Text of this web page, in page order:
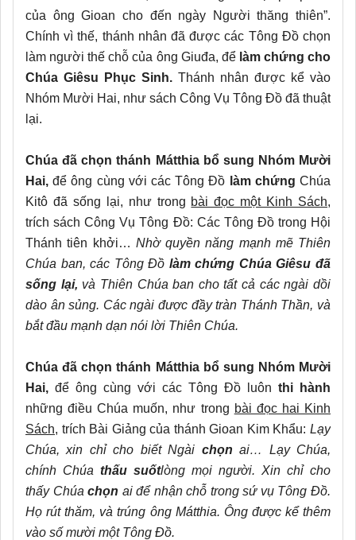
của ông Gioan cho đến ngày Người thăng thiên”.
Chính vì thế, thánh nhân đã được các Tông Đồ chọn
làm người thế chỗ của ông Giuđa, để làm chứng cho
Chúa Giêsu Phục Sinh. Thánh nhân được kể vào
Nhóm Mười Hai, như sách Công Vụ Tông Đồ đã thuật
lại.
Chúa đã chọn thánh Mátthia bổ sung Nhóm Mười
Hai, để ông cùng với các Tông Đồ làm chứng Chúa
Kitô đã sống lại, như trong bài đọc một Kinh Sách,
trích sách Công Vụ Tông Đồ: Các Tông Đồ trong Hội
Thánh tiên khởi… Nhờ quyền năng mạnh mẽ Thiên
Chúa ban, các Tông Đồ làm chứng Chúa Giêsu đã
sống lại, và Thiên Chúa ban cho tất cả các ngài dồi
dào ân sủng. Các ngài được đầy tràn Thánh Thần, và
bắt đầu mạnh dạn nói lời Thiên Chúa.
Chúa đã chọn thánh Mátthia bổ sung Nhóm Mười
Hai, để ông cùng với các Tông Đồ luôn thi hành
những điều Chúa muốn, như trong bài đọc hai Kinh
Sách, trích Bài Giảng của thánh Gioan Kim Khẩu: Lạy
Chúa, xin chỉ cho biết Ngài chọn ai… Lạy Chúa,
chính Chúa thấu suốtlòng mọi người. Xin chỉ cho
thấy Chúachọn ai để nhận chỗ trong sứ vụ Tông Đồ.
Họ rút thăm, và trúng ông Mátthia. Ông được kể thêm
vào số mười một Tông Đồ.